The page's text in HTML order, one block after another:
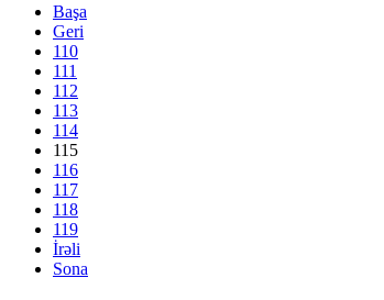
Başa
Geri
110
111
112
113
114
115
116
117
118
119
İrəli
Sona